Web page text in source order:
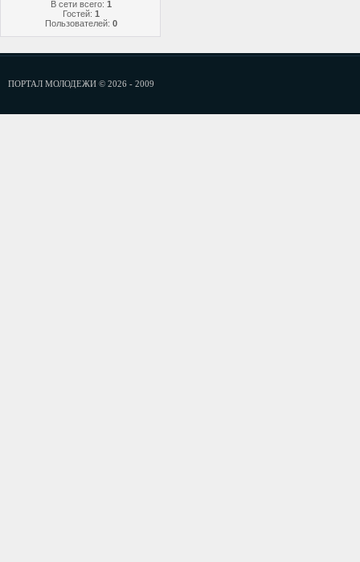
В сети всего: 1
Гостей: 1
Пользователей: 0
ПОРТАЛ МОЛОДЕЖИ © 2026 - 2009